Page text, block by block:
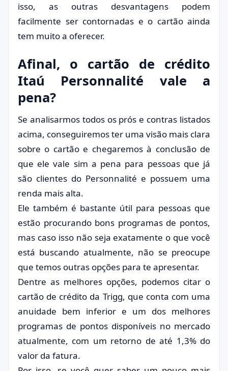
isso, as outras desvantagens podem
facilmente ser contornadas e o cartão ainda
tem muito a oferecer.
Afinal, o cartão de crédito
Itaú Personnalité vale a
pena?
Se analisarmos todos os prós e contras listados
acima, conseguiremos ter uma visão mais clara
sobre o cartão e chegaremos à conclusão de
que ele vale sim a pena para pessoas que já
são clientes do Personnalité e possuem uma
renda mais alta.
Ele também é bastante útil para pessoas que
estão procurando bons programas de pontos,
mas caso isso não seja exatamente o que você
está buscando atualmente, não se preocupe
que temos outras opções para te apresentar.
Dentre as melhores opções, podemos citar o
cartão de crédito da Trigg, que conta com uma
anuidade bem inferior e um dos melhores
programas de pontos disponíveis no mercado
atualmente, com um retorno de até 1,3% do
valor da fatura.